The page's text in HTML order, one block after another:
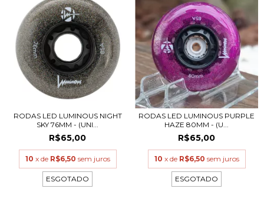
RODAS LED LUMINOUS NIGHT
SKY 76MM - (UNI...
R$65,00
10 x de R$6,50 sem juros
ESGOTADO
RODAS LED LUMINOUS PURPLE
HAZE 80MM - (U...
R$65,00
10 x de R$6,50 sem juros
ESGOTADO